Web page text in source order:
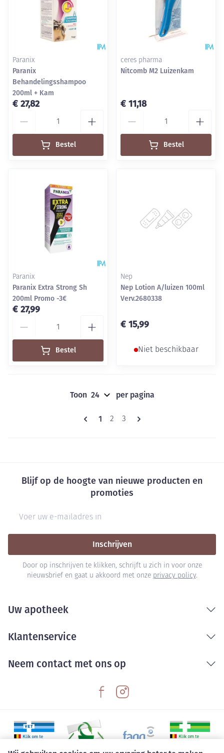
Paranix
Paranix
Behandelingsshampoo
200ml + Kam
€ 27,82
Bestel
ceres pharma
Nitcomb M2 Luizenkam
€ 11,18
Bestel
Paranix
Paranix Extra Strong Sh
200ml Promo -3€
€ 27,99
Bestel
Nep
Nep Lotion A/luizen 100ml
Verv.2680338
€ 15,99
Niet beschikbaar
Pagina's
U lees momenteel pagina
1 Pagina
2 Pagina
3
Toon per pagina
Blijf op de hoogte van nieuwe producten en
promoties
Inschrijven
Door op inschrijven te klikken, schrijft u zich in voor onze
nieuwsbrief en gaat u akkoord met onze privacy policy.
Uw apotheek
Klantenservice
Neem contact met ons op